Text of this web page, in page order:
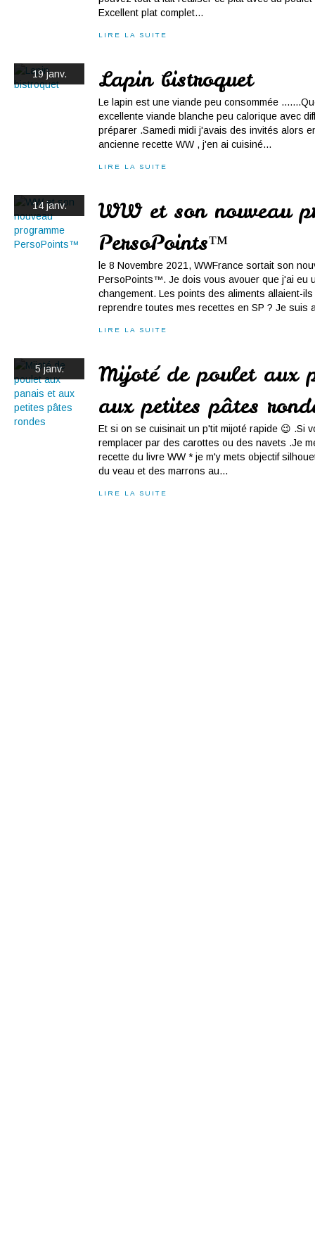
Excellent plat complet...
LIRE LA SUITE
19 janv. Lapin bistroquet
Le lapin est une viande peu consommée
excellente viande blanche peu calorique avec
préparer .Samedi midi j'avais des invités alors
ancienne recette WW , j'en ai cuisiné...
LIRE LA SUITE
14 janv.
WW et son nouveau
PersoPoints™
le 8 Novembre 2021, WWFrance sortait son
PersoPoints™. Je dois vous avouer que j'ai eu
changement. Les points des aliments allaient-
reprendre toutes mes recettes en SP ? Je suis
LIRE LA SUITE
5 janv.
Mijoté de poulet aux
aux petites pâtes
Et si on se cuisinait un p'tit mijoté rapide 😉 .Si
remplacer par des carottes ou des navets .Je
recette du livre WW * je m'y mets objectif
du veau et des marrons au...
LIRE LA SUITE